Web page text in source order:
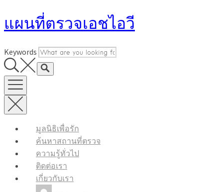
to
แผนที่ตรวจเอชไอวี
Keywords
มูลนิธิเพื่อรัก
ค้นหาสถานที่ตรวจ
ความรู้ทั่วไป
ติดต่อเรา
เกี่ยวกับเรา